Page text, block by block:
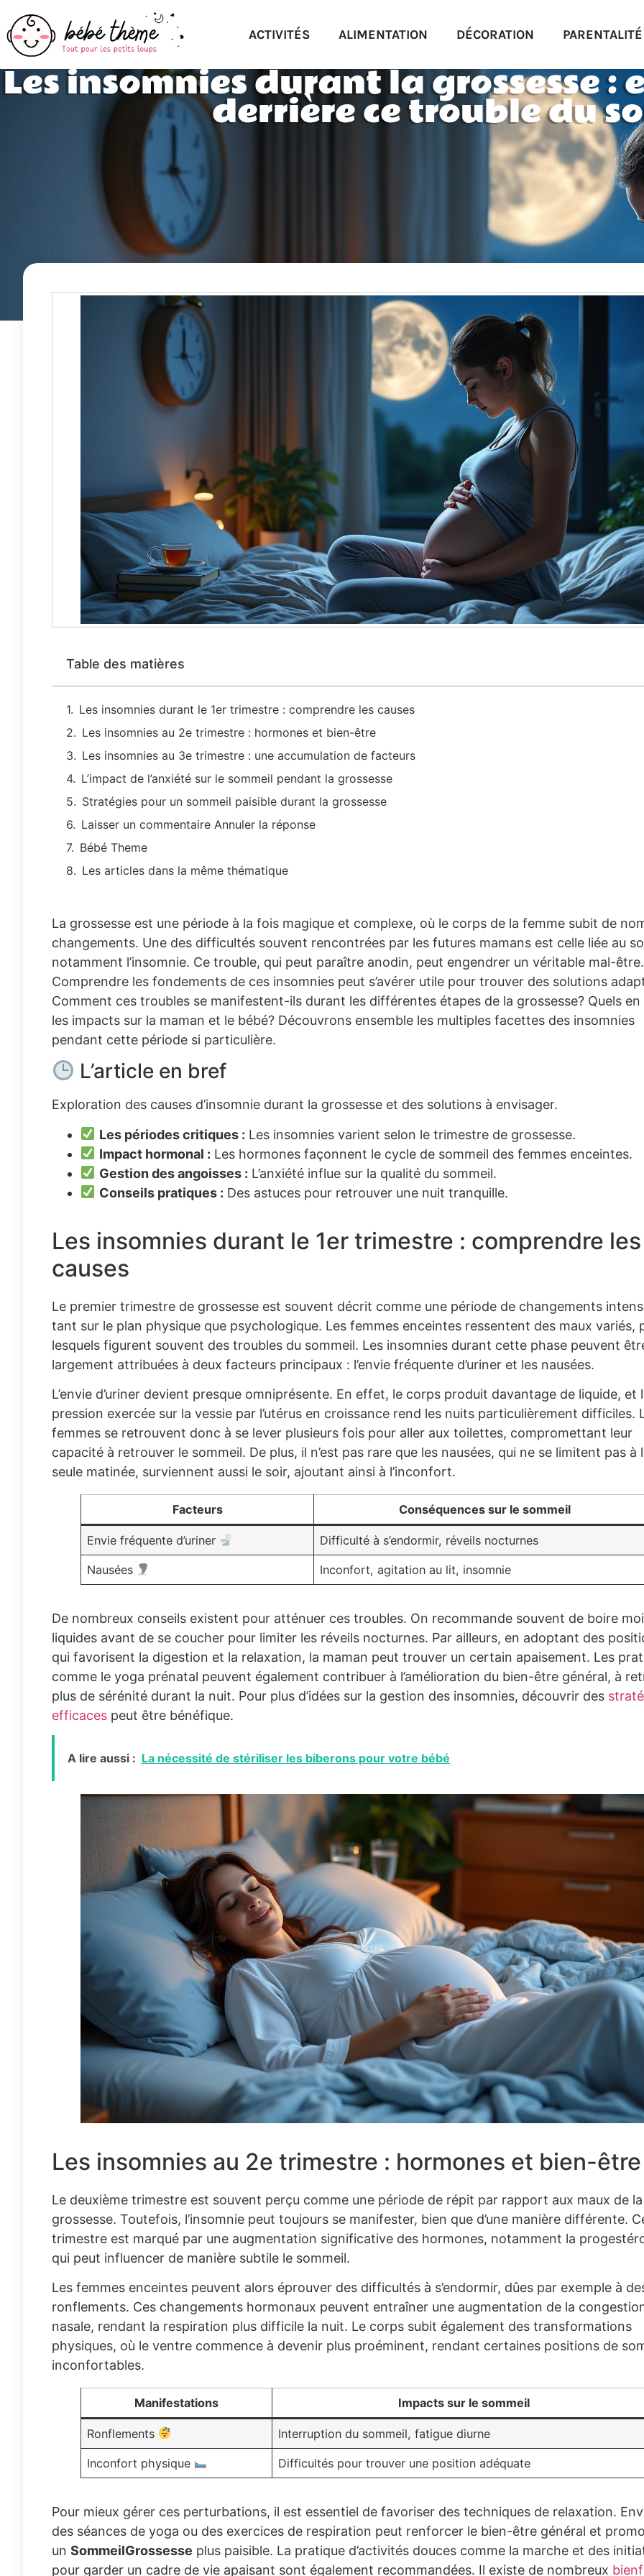
ACTIVITÉS ALIMENTATION DÉCORATION PARENTALITÉ
Les insomnies durant la grossesse :
derrière ce trouble du
Table des matières
Les insomnies durant le 1er trimestre : comprendre les causes
Les insomnies au 2e trimestre : hormones et bien-être
Les insomnies au 3e trimestre : une accumulation de facteurs
L’impact de l’anxiété sur le sommeil pendant la grossesse
Stratégies pour un sommeil paisible durant la grossesse
Laisser un commentaire Annuler la réponse
Bébé Theme
Les articles dans la même thématique
La grossesse est une période à la fois magique et complexe, où le corps de la femme subit de
changements. Une des difficultés souvent rencontrées par les futures mamans est celle liée au
notamment l’insomnie. Ce trouble, qui peut paraître anodin, peut engendrer un véritable mal-être.
Comprendre les fondements de ces insomnies peut s’avérer utile pour trouver des solutions
Comment ces troubles se manifestent-ils durant les différentes étapes de la grossesse? Quels
les impacts sur la maman et le bébé? Découvrons ensemble les multiples facettes des insomnies
pendant cette période si particulière.
L’article en bref
Exploration des causes d’insomnie durant la grossesse et des solutions à envisager.
Les périodes critiques : Les insomnies varient selon le trimestre de grossesse.
Impact hormonal : Les hormones façonnent le cycle de sommeil des femmes enceintes.
Gestion des angoisses : L’anxiété influe sur la qualité du sommeil.
Conseils pratiques : Des astuces pour retrouver une nuit tranquille.
Les insomnies durant le 1er trimestre : comprendre les
causes
Le premier trimestre de grossesse est souvent décrit comme une période de changements
tant sur le plan physique que psychologique. Les femmes enceintes ressentent des maux variés,
lesquels figurent souvent des troubles du sommeil. Les insomnies durant cette phase peuvent
largement attribuées à deux facteurs principaux : l’envie fréquente d’uriner et les nausées.
L’envie d’uriner devient presque omniprésente. En effet, le corps produit davantage de liquide, et
pression exercée sur la vessie par l’utérus en croissance rend les nuits particulièrement difficiles.
femmes se retrouvent donc à se lever plusieurs fois pour aller aux toilettes, compromettant leur
capacité à retrouver le sommeil. De plus, il n’est pas rare que les nausées, qui ne se limitent pas à
seule matinée, surviennent aussi le soir, ajoutant ainsi à l’inconfort.
Facteurs Conséquences sur le sommeil
Envie fréquente d’uriner Difficulté à s’endormir, réveils nocturnes
Nausées Inconfort, agitation au lit, insomnie
De nombreux conseils existent pour atténuer ces troubles. On recommande souvent de boire
liquides avant de se coucher pour limiter les réveils nocturnes. Par ailleurs, en adoptant des
qui favorisent la digestion et la relaxation, la maman peut trouver un certain apaisement. Les
comme le yoga prénatal peuvent également contribuer à l’amélioration du bien-être général, à
plus de sérénité durant la nuit. Pour plus d’idées sur la gestion des insomnies, découvrir des
efficaces peut être bénéfique.
A lire aussi : La nécessité de stériliser les biberons pour votre bébé
Les insomnies au 2e trimestre : hormones et bien-être
Le deuxième trimestre est souvent perçu comme une période de répit par rapport aux maux de la
grossesse. Toutefois, l’insomnie peut toujours se manifester, bien que d’une manière différente.
trimestre est marqué par une augmentation significative des hormones, notamment la
qui peut influencer de manière subtile le sommeil.
Les femmes enceintes peuvent alors éprouver des difficultés à s’endormir, dûes par exemple à
ronflements. Ces changements hormonaux peuvent entraîner une augmentation de la
nasale, rendant la respiration plus difficile la nuit. Le corps subit également des transformations
physiques, où le ventre commence à devenir plus proéminent, rendant certaines positions de
inconfortables.
Manifestations Impacts sur le sommeil
Ronflements Interruption du sommeil, fatigue diurne
Inconfort physique Difficultés pour trouver une position adéquate
Pour mieux gérer ces perturbations, il est essentiel de favoriser des techniques de relaxation.
des séances de yoga ou des exercices de respiration peut renforcer le bien-être général et
un SommeilGrossesse plus paisible. La pratique d’activités douces comme la marche et des
pour garder un cadre de vie apaisant sont également recommandées. Il existe de nombreux